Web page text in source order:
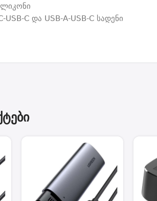
USB-C და USB-A-USB-C სადენი